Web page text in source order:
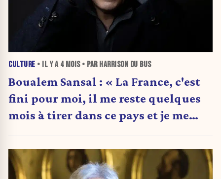
CULTURE • IL Y A 4 MOIS• PAR HARRISON DU BUS
Boualem Sansal : « La France, c'est
fini pour moi, il me reste quelques
mois à tirer dans ce pays et je me